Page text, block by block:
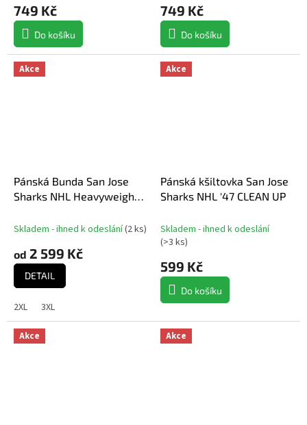
749 Kč
Do košíku
749 Kč
Do košíku
Akce
Pánská Bunda San Jose
Sharks NHL Heavyweight
Skladem - ihned k odeslání(2 ks)
od 2 599 Kč
DETAIL
2XL 3XL
Akce
Pánská kšiltovka San Jose
Sharks NHL '47 CLEAN UP
Skladem - ihned k odeslání
(>3 ks)
599 Kč
Do košíku
Akce Akce